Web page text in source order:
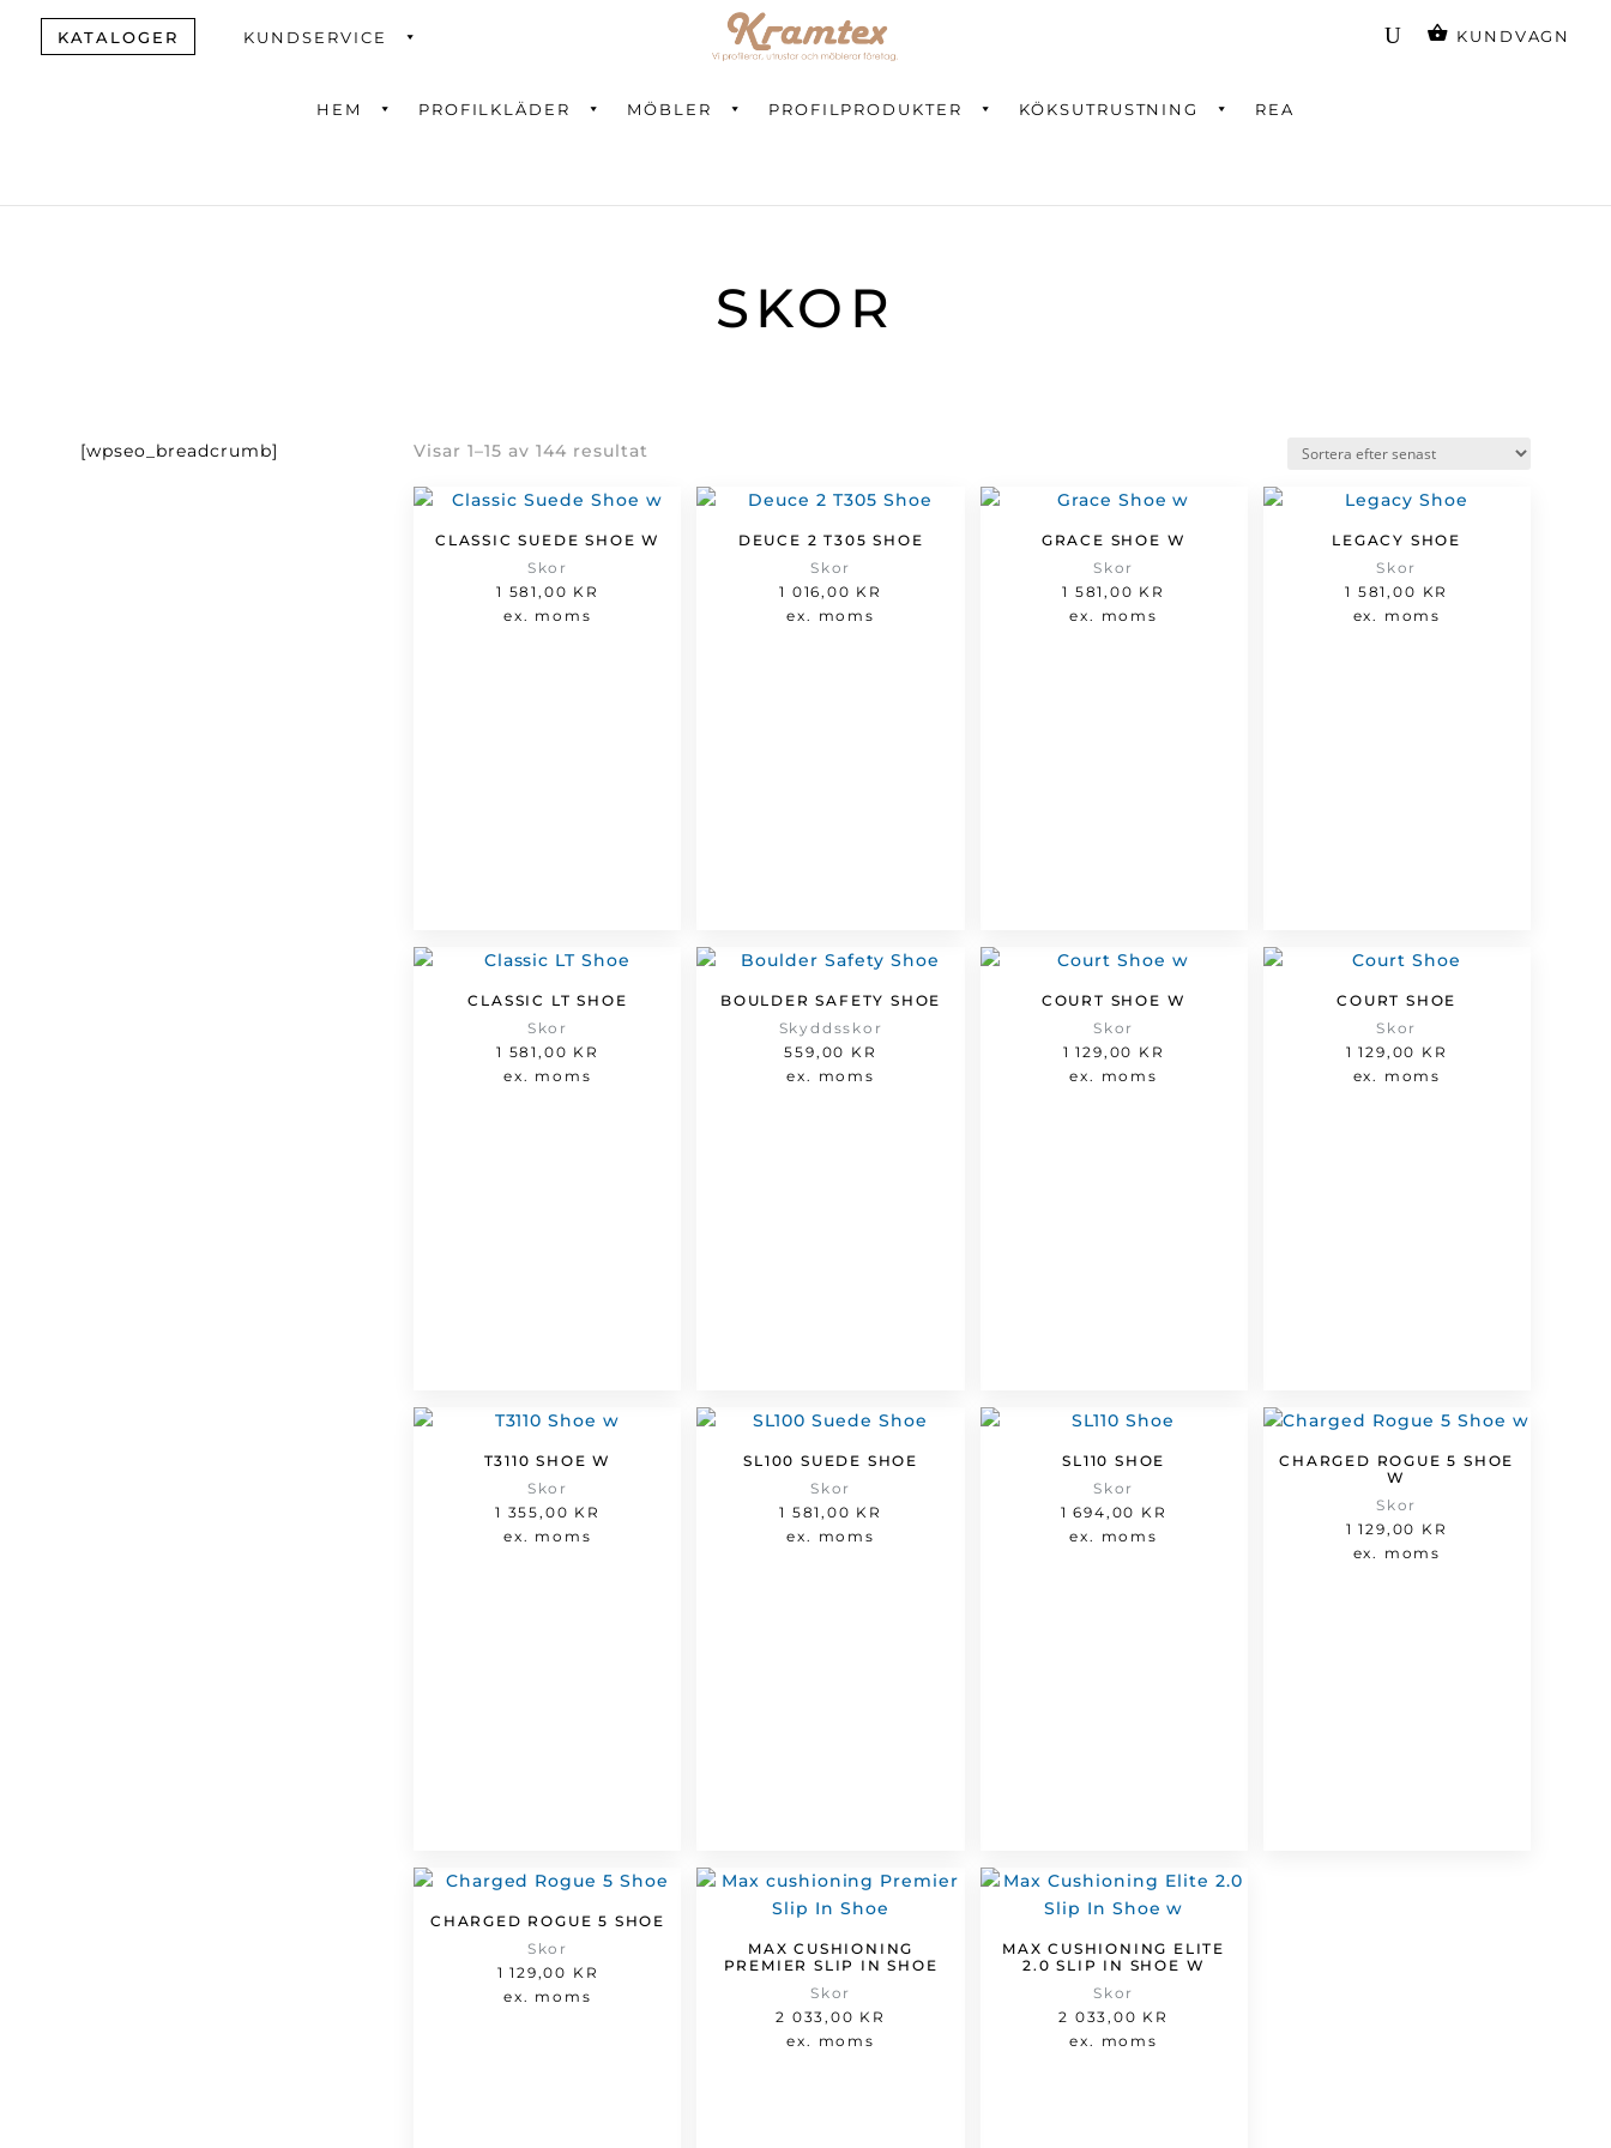
KATALOGER KUNDSERVICE KUNDVAGN
HEM PROFILKLÄDER MÖBLER PROFILPRODUKTER KÖKSUTRUSTNING REA
SKOR
[wpseo_breadcrumb] Visar 1–15 av 144 resultat
senaste
CLASSIC SUEDE SHOE W
Skor
1 581,00 KR
ex. moms
DEUCE 2 T305 SHOE
Skor
1 016,00 KR
ex. moms
GRACE SHOE W
Skor
1 581,00 KR
ex. moms
LEGACY SHOE
Skor
1 581,00 KR
ex. moms
CLASSIC LT SHOE
Skor
1 581,00 KR
ex. moms
BOULDER SAFETY SHOE
Skyddsskor
559,00 KR
ex. moms
COURT SHOE W
Skor
1 129,00 KR
ex. moms
COURT SHOE
Skor
1 129,00 KR
ex. moms
T3110 SHOE W
Skor
1 355,00 KR
ex. moms
SL100 SUEDE SHOE
Skor
1 581,00 KR
ex. moms
SL110 SHOE
Skor
1 694,00 KR
ex. moms
CHARGED ROGUE 5 SHOE
W
Skor
1 129,00 KR
ex. moms
CHARGED ROGUE 5 SHOE
Skor
1 129,00 KR
ex. moms
MAX CUSHIONING
PREMIER SLIP IN SHOE
Skor
2 033,00 KR
ex. moms
MAX CUSHIONING ELITE
2.0 SLIP IN SHOE W
Skor
2 033,00 KR
ex. moms